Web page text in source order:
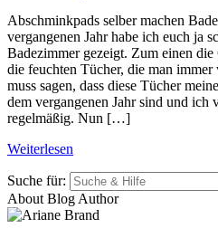
Abschminkpads selber machen
vergangenen Jahr habe ich euch ja
Badezimmer gezeigt. Zum einen
die feuchten Tücher, die man
muss sagen, dass diese Tücher
dem vergangenen Jahr sind und ich
regelmäßig. Nun […]
Weiterlesen
Suche für:
About Blog Author